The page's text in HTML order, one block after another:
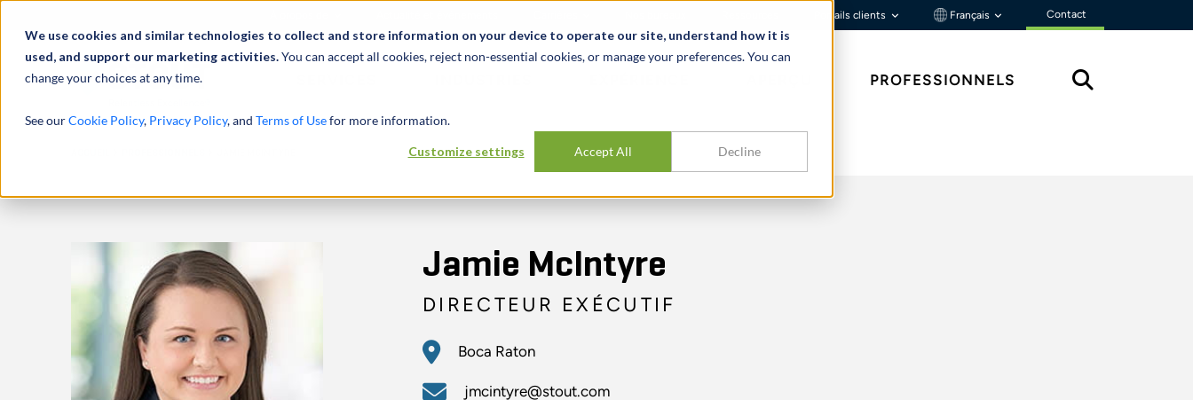
We use cookies and similar technologies to collect and store information on your device to operate our site, understand how it is
used, and support our marketing activities.You can accept all cookies, reject non-essential cookies, or manage your preferences. You can
change your choices at any time.
See ourCookie Policy, Privacy Policy, and Terms of Usefor more information.
Customize settings Accept All Decline
Portails clients Français Contact
PROFESSIONNELS
Jamie McIntyre
DIRECTEUR EXÉCUTIF
Boca Raton
jmcintyre@stout.com